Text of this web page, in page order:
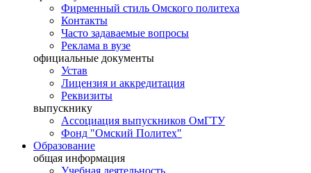
Фирменный стиль Омского политеха
Контакты
Часто задаваемые вопросы
Реклама в вузе
официальные документы
Устав
Лицензия и аккредитация
Реквизиты
выпускнику
Ассоциация выпускников ОмГТУ
Фонд "Омский Политех"
Образование
общая информация
Учебная деятельность